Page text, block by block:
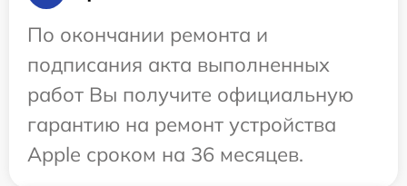
По окончании ремонта и
подписания акта выполненных
работ Вы получите официальную
гарантию на ремонт устройства
Apple сроком на 36 месяцев.